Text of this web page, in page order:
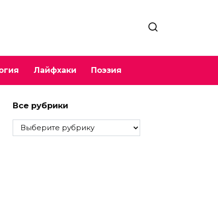
Лайфхаки Поэзия
Все рубрики
Все
рубрики